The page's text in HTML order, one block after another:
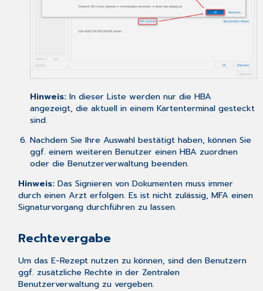
Hinweis: In dieser Liste werden nur die HBA
angezeigt, die aktuell in einem Kartenterminal gesteckt
sind.
Nachdem Sie Ihre Auswahl bestätigt haben, können Sie
ggf. einem weiteren Benutzer einen HBA zuordnen
oder die Benutzerverwaltung beenden.
Hinweis: Das Signieren von Dokumenten muss immer
durch einen Arzt erfolgen. Es ist nicht zulässig, MFA einen
Signaturvorgang durchführen zu lassen.
Rechtevergabe
Um das E-Rezept nutzen zu können, sind den Benutzern
ggf. zusätzliche Rechte in der Zentralen
Benutzerverwaltungzu vergeben.